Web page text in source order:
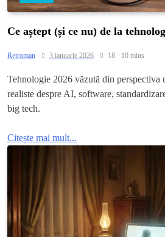
Ce aștept (și ce nu) de la
Retroman 3 ianuarie 2026 18 10 mins
Tehnologie 2026 văzută din perspectiva
realiste despre AI, software,
big tech.
Citește mai mult...